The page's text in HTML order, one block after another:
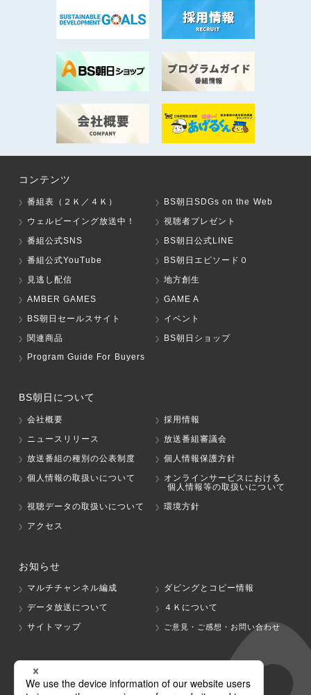
コンテンツ
番組表（２Ｋ／４Ｋ）
BS朝日SDGs on the Web
ウェルビーイング放送中！
視聴者プレゼント
番組公式SNS
BS朝日公式LINE
番組公式YouTube
BS朝日エピソード０
見逃し配信
地方創生
AMBER GAMES
GAME A
BS朝日セールスサイト
イベント
関連商品
BS朝日ショップ
Program Guide For Buyers
BS朝日について
会社概要
採用情報
ニュースリリース
放送番組審議会
放送番組の種別の公表制度
個人情報保護方針
個人情報の取扱いについて
オンラインサービスにおける
個人情報等の取扱いについて
視聴データの取扱いについて
環境方針
アクセス
お知らせ
マルチチャンネル編成
ダビングとコピー情報
データ放送について
４Ｋについて
サイトマップ
ご意見・ご感想・お問い合わせ
グループ会社
テレビ朝日 テレ朝チャンネル